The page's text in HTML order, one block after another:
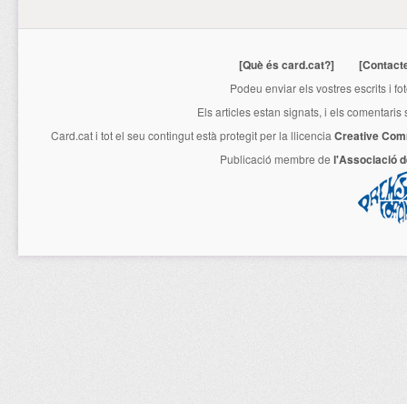
[Què és card.cat?]
Podeu enviar els vostres escrits i
Els articles estan signats, i els
Card.cati tot el seu contingut està protegit per la llicencia Creative
Publicació membre de l'Associació